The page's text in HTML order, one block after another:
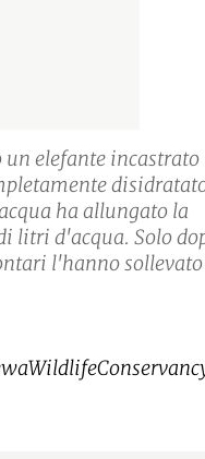
elefante
ha allungato la
litri d'acqua. Solo
l'hanno sollevato